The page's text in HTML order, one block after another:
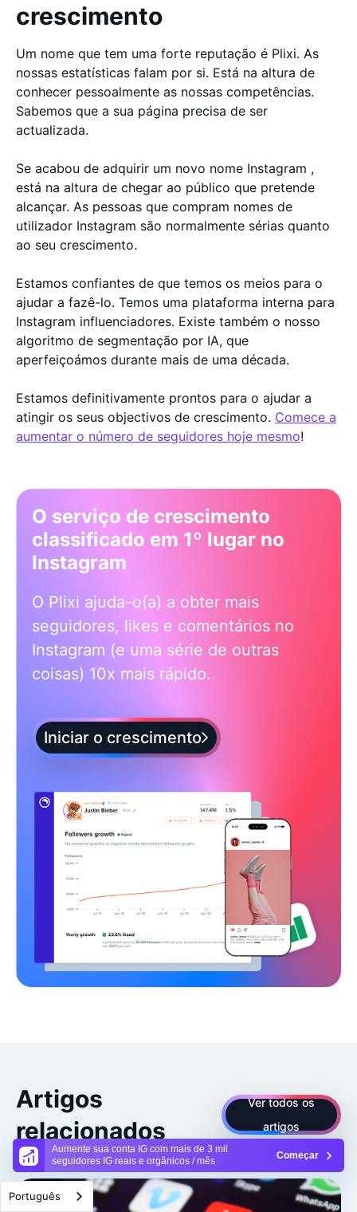
Aumente sua conta IG com mais de 3 mil
seguidores IG reais e orgânicos / mês
Começar
crescimento
Um nome que tem uma forte reputação é Plixi. As
nossas estatísticas falam por si. Está na altura de
conhecer pessoalmente as nossas competências.
Sabemos que a sua página precisa de ser
actualizada.
Se acabou de adquirir um novo nome Instagram ,
está na altura de chegar ao público que pretende
alcançar. As pessoas que compram nomes de
utilizador Instagram são normalmente sérias quanto
ao seu crescimento.
Estamos confiantes de que temos os meios para o
ajudar a fazê-lo. Temos uma plataforma interna para
Instagram influenciadores. Existe também o nosso
algoritmo de segmentação por IA, que
aperfeiçoámos durante mais de uma década.
Estamos definitivamente prontos para o ajudar a
atingir os seus objectivos de crescimento. Comece a
aumentar o número de seguidores hoje mesmo!
O serviço de crescimento
classificado em 1º lugar no
Instagram
O Plixi ajuda-o(a) a obter mais
seguidores, likes e comentários no
Instagram (e uma série de outras
coisas) 10x mais rápido.
Iniciar o crescimento
Artigos
relacionados
Ver todos os
artigos
Português